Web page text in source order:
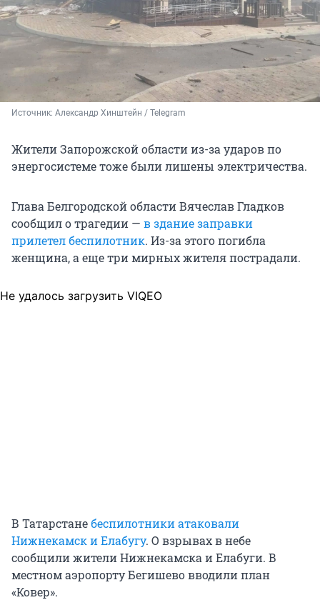
Источник: Александр Хинштейн / Telegram
Жители Запорожской области из-за ударов по
энергосистеме тоже были лишены электричества.
Глава Белгородской области Вячеслав Гладков
сообщил о трагедии — в здание заправки
прилетел беспилотник. Из-за этого погибла
женщина, а еще три мирных жителя пострадали.
Не удалось загрузить VIQEO
В Татарстанебеспилотники атаковали
Нижнекамск и Елабугу. О взрывах в небе
сообщили жители Нижнекамска и Елабуги. В
местном аэропорту Бегишево вводили план
«Ковер».